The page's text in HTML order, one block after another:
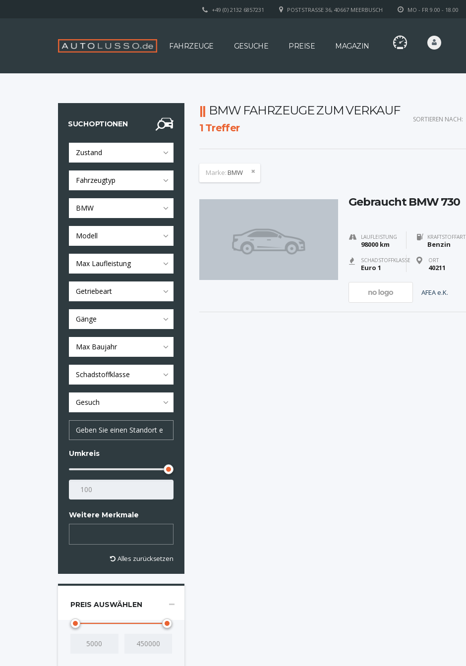
MO - FR 9.00 - 18.00
POSTSTRASSE 36, 40667 MEERBUSCH
+49 (0) 2132 6857231
FAHRZEUGE GESUCHE PREISE MAGAZIN
SUCHOPTIONEN
Zustand
Fahrzeugtyp
BMW
Modell
Max Laufleistung
Getriebeart
Gänge
Max Baujahr
Schadstoffklasse
Gesuch
Umkreis
Weitere Merkmale
Alles zurücksetzen
PREIS AUSWÄHLEN
BMW FAHRZEUGE ZUM VERKAUF
1Treffer
SORTIEREN NACH:
Marke:BMW
Gebraucht BMW 730
LAUFLEISTUNG
98000 km
KRAFTSTOFFART
Benzin
SCHADSTOFFKLASSE
Euro 1
ORT
40211
AFEA e.K.